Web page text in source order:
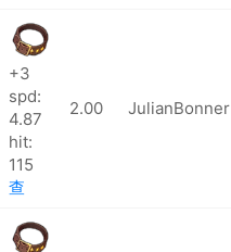
+3
spd:
4.87
hit:
115
查
2.00 JulianBonner